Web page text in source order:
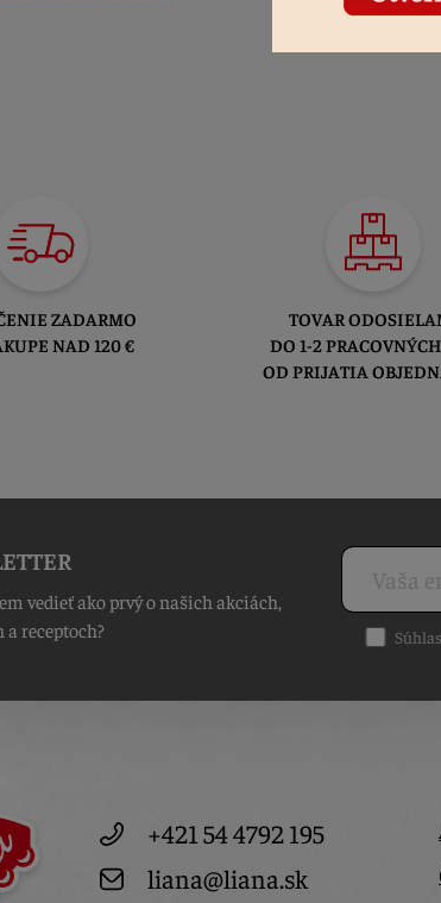
ZADARMO
NAD 120 €
TOVAR
DO 1-2
OD PRIJATIA
vedieť ako prvý o našich akciách,
receptoch?
+421 54 4792 195
liana@liana.sk